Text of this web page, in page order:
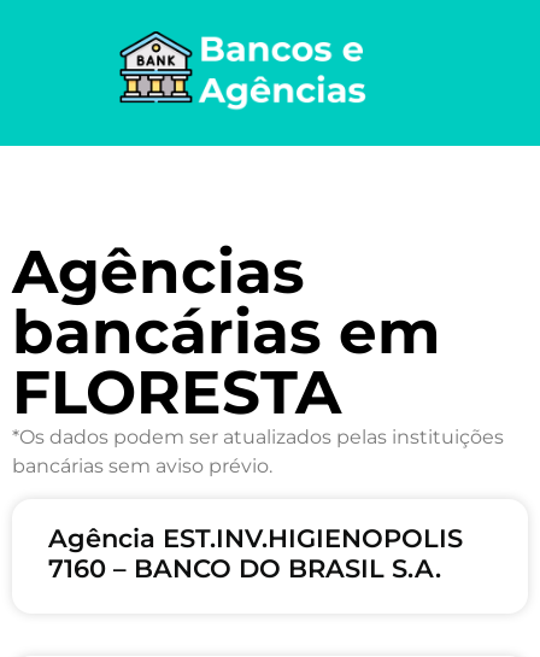
Agências
bancárias em
FLORESTA
*Os dados podem ser atualizados pelas instituições
bancárias sem aviso prévio.
Agência EST.INV.HIGIENOPOLIS
7160 – BANCO DO BRASIL S.A.